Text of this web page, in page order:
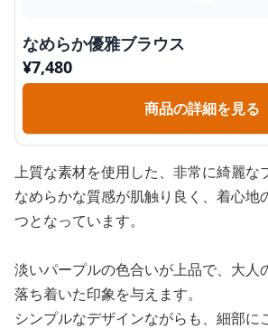
なめらか優雅ブラウス
¥7,480
商品の詳細を見る
上質な素材を使用した、非常に綺麗な
なめらかな質感が肌触り良く、着心地
つとなっています。
淡いパープルの色合いが上品で、大人
落ち着いた印象を与えます。
シンプルなデザインながらも、細部に